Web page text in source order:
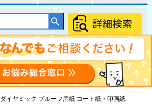
ダイヤミック プルーフ用紙 コート紙・印画紙